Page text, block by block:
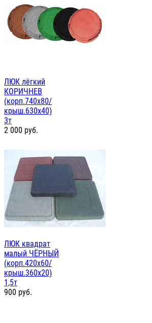
ЛЮК лёгкий
КОРИЧНЕВ
(корп.740х80/
крыш.630х40)
3т
2 000 руб.
ЛЮК квадрат
малый ЧЁРНЫЙ
(корп.420х60/
крыш.360х20)
1,5т
900 руб.